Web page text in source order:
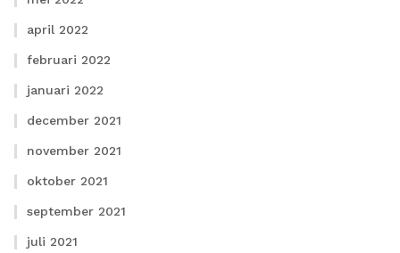
april 2022
februari 2022
januari 2022
december 2021
november 2021
oktober 2021
september 2021
juli 2021